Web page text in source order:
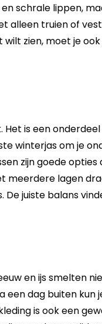
schrale lippen,
alleen truien of
wilt zien, moet je
Het is een
winterjas om je
zijn goede opties
meerdere lagen
juiste balans
en ijs smelten
dag buiten kun
is ook een